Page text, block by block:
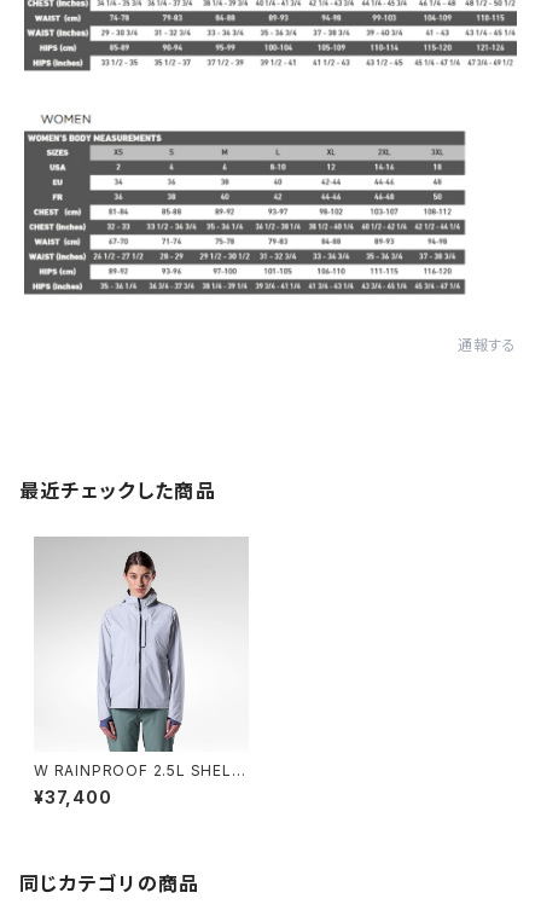
通報する
最近チェックした商品
W RAINPROOF 2.5L SHELL
JKT - 225 LIGHT GREY
¥37,400
同じカテゴリの商品